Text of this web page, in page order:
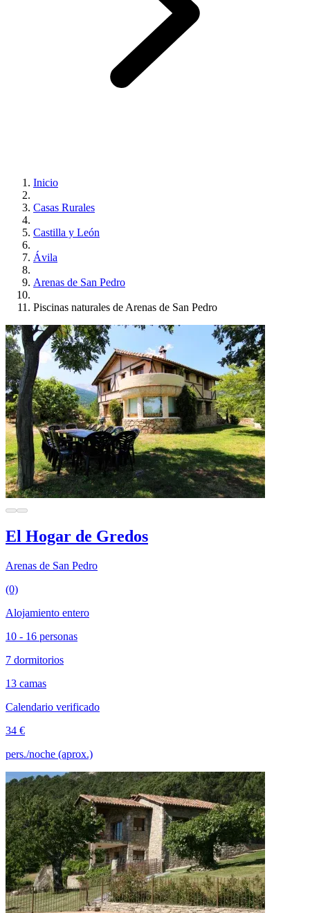
Inicio
Casas Rurales
Castilla y León
Ávila
Arenas de San Pedro
Piscinas naturales de Arenas de San Pedro
El Hogar de Gredos
Arenas de San Pedro
(0)
Alojamiento entero
10 - 16 personas
7 dormitorios
13 camas
Calendario verificado
34 €
pers./noche (aprox.)